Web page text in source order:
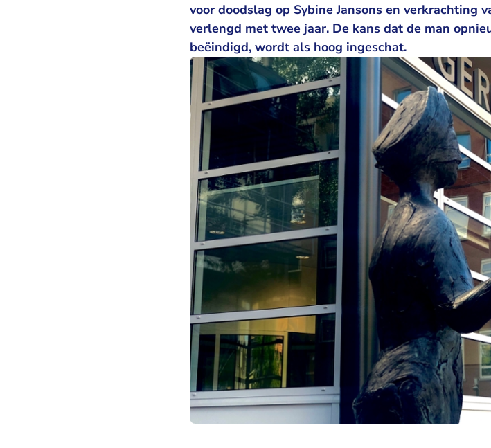
voor doodslag op Sybine Jansons en verkrachting
verlengd met twee jaar. De kans dat de man
beëindigd, wordt als hoog ingeschat.